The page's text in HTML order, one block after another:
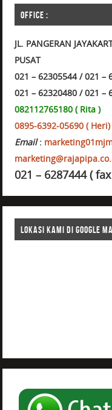
OFFICE :
JL. PANGERAN
PUSAT
021 – 62305544 / 021 –
021 – 62320480 / 021 –
082112765180 ( Rita )
0895-6392-05690 ( Heri)
Email:
021 – 6287444 (
LOKASI KAMI DI GOOGLE